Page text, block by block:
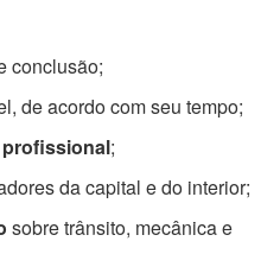
conclusão;
de acordo com seu tempo;
;
da capital e do interior;
sobre trânsito, mecânica e